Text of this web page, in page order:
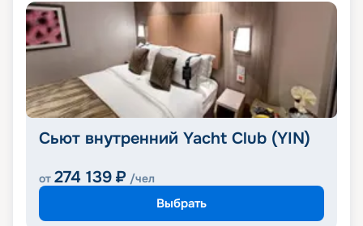
Сьют внутренний Yacht Club (YIN)
от 274 139 ₽ /чел
Выбрать